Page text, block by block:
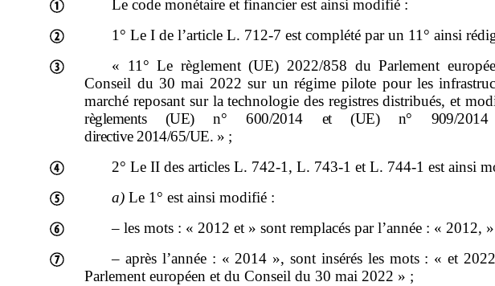
Le code monétaire et financier est ainsi modifié :
1° Le I de l’article L. 712‑7 est complété par un 11° ainsi
« 11° Le règlement (UE) 2022/858 du Parlement
Conseil du 30 mai 2022 sur un régime pilote pour les
marché reposant sur la technologie des registres distribués, et
règlements (UE)
n° 600/2014 et (UE) n°
909/
directive 2014/65/UE. » ;
2° Le II des articles L. 742‑1, L. 743‑1 et L. 744‑1 est ainsi
a) Le 1° est ainsi modifié :
– les mots : « 2012 et » sont remplacés par l’année : « 2012,
– après l’année : « 2014 », sont insérés les mots : « et
Parlement européen et du Conseil du 30 mai 2022 » ;